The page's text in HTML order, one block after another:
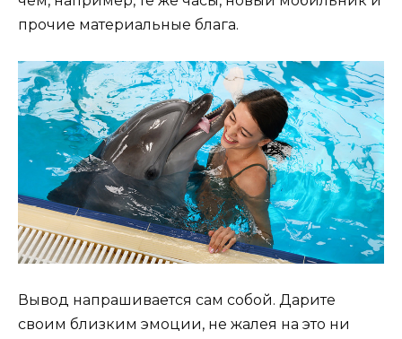
прочие материальные блага.
Вывод напрашивается сам собой. Дарите
своим близким эмоции, не жалея на это ни